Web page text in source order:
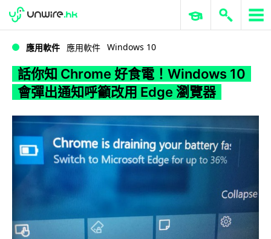
WWDC 2026 ERP 與商業 AI
應用軟件 應用軟件 Windows 10
話你知 Chrome 好食電！Windows 10
會彈出通知呼籲改用 Edge 瀏覽器